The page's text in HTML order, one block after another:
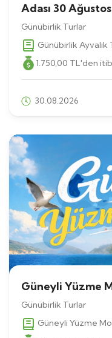
Adası 30 Ağustos
Günübirlik Turlar
Günübirlik Ayvalık
1.750,00 TL'den
30.08.2026
Güneyli Yüzme
Günübirlik Turlar
Güneyli Yüzme